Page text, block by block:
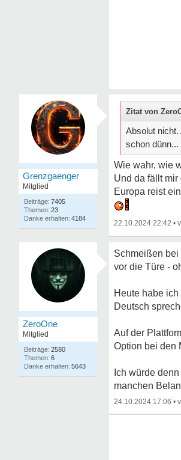
Grenzgaenger
Mitglied
7405
23
4184
Zitat von
Absolut nicht.
schon dünn...
Wie wahr, wie
Und da fällt
Europa reist
22.10.2024 22:42 •
ZeroOne
Mitglied
2580
6
5643
Schmeißen bei
vor die Türe -
Heute habe
Deutsch
Auf der
Option bei den
Ich würde
manchen
24.10.2024 17:06 •